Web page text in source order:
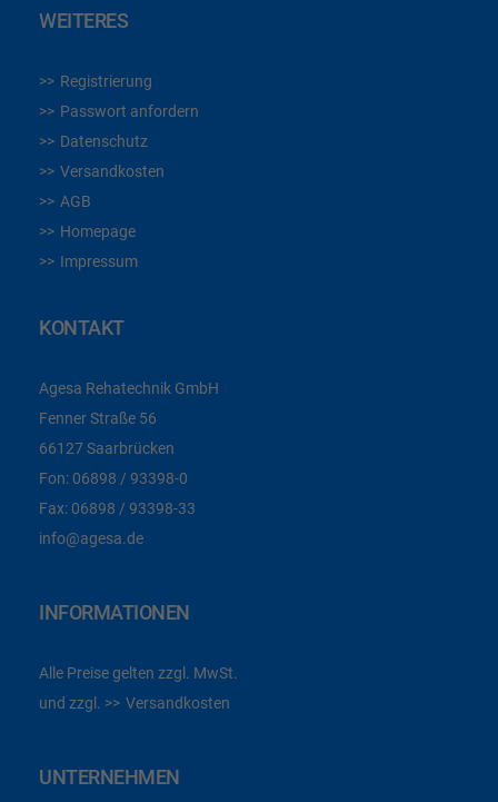
WEITERES
Registrierung
Passwort anfordern
Datenschutz
Versandkosten
AGB
Homepage
Impressum
KONTAKT
Agesa Rehatechnik GmbH
Fenner Straße 56
66127 Saarbrücken
Fon: 06898 / 93398-0
Fax: 06898 / 93398-33
info@agesa.de
INFORMATIONEN
Alle Preise gelten zzgl. MwSt.
und zzgl.
Versandkosten
UNTERNEHMEN